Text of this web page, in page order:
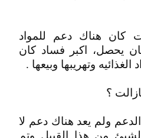
كان هناك دعم للمواد
كان يحصل، اكبر فساد كان
وتهريبها وبيعها .
؟
ولم يعد هناك دعم لا
لشيئ من هذا القبيل وتم